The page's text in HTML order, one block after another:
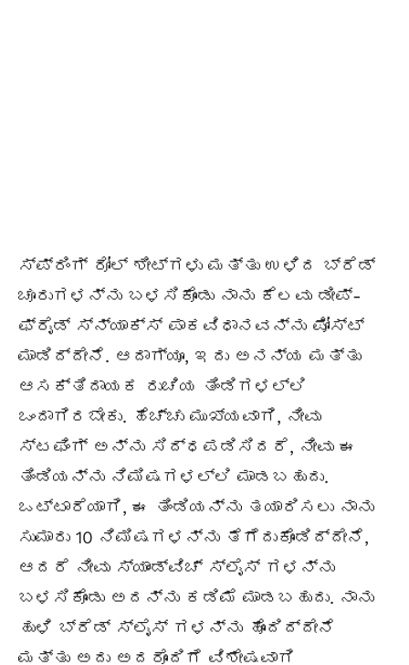
ಸ್ಪ್ರಿಂಗ್ ರೋಲ್ ಶೀಟ್‌ಗಳು ಮತ್ತು ಉಳಿದ ಬ್ರೆಡ್
ಚೂರುಗಳನ್ನು ಬಳಸಿಕೊಂಡು ನಾನು ಕೆಲವು ಡೀಪ್-
ಫ್ರೈಡ್ ಸ್ನ್ಯಾಕ್ಸ್ ಪಾಕವಿಧಾನವನ್ನು ಪೋಸ್ಟ್
ಮಾಡಿದ್ದೇನೆ. ಆದಾಗ್ಯೂ, ಇದು ಅನನ್ಯ ಮತ್ತು
ಆಸಕ್ತಿದಾಯಕ ರುಚಿಯ ತಿಂಡಿಗಳಲ್ಲಿ
ಒಂದಾಗಿರಬೇಕು. ಹೆಚ್ಚು ಮುಖ್ಯವಾಗಿ, ನೀವು
ಸ್ಟಫಿಂಗ್ ಅನ್ನು ಸಿದ್ಧಪಡಿಸಿದರೆ, ನೀವು ಈ
ತಿಂಡಿಯನ್ನು ನಿಮಿಷಗಳಲ್ಲಿ ಮಾಡಬಹುದು.
ಒಟ್ಟಾರೆಯಾಗಿ, ಈ ತಿಂಡಿಯನ್ನು ತಯಾರಿಸಲು ನಾನು
ಸುಮಾರು 10 ನಿಮಿಷಗಳನ್ನು ತೆಗೆದುಕೊಂಡಿದ್ದೇನೆ,
ಆದರೆ ನೀವು ಸ್ಯಾಂಡ್‌ವಿಚ್ ಸ್ಲೈಸ್ ಗಳನ್ನು
ಬಳಸಿಕೊಂಡು ಅದನ್ನು ಕಡಿಮೆ ಮಾಡಬಹುದು. ನಾನು
ಹುಳಿ ಬ್ರೆಡ್ ಸ್ಲೈಸ್ ಗಳನ್ನು ಹೊಂದಿದ್ದೇನೆ
ಮತ್ತು ಅದು ಅದರೊಂದಿಗೆ ವಿಶೇಷವಾಗಿ